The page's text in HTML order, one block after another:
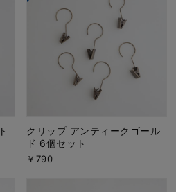
クリップ アンティークゴール
ド 6個セット
￥790